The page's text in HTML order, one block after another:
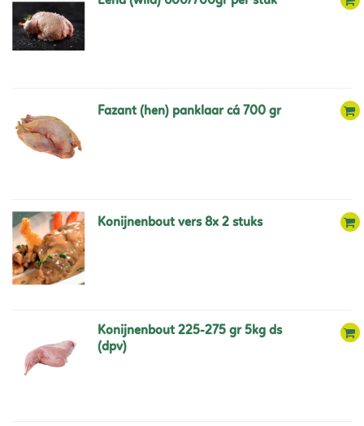
fazant (hen) panklaar cá 700 gr
konijnenbout vers 8x 2 stuks
konijnenbout 225-275 gr 5kg ds
(dpv)